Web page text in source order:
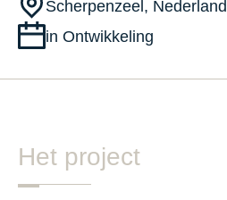
Scherpenzeel, Nederland
in Ontwikkeling
Het project